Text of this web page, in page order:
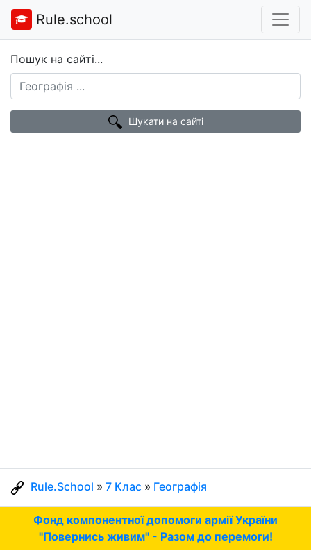
Rule.school
Пошук на сайті...
Шукати на сайті
Rule.School » 7 Клас » Географія
Фонд компонентної допомоги армії України
"Повернись живим" - Разом до перемоги!